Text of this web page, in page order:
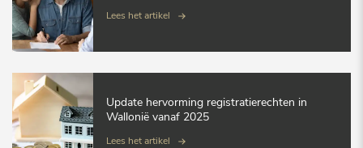
Lees het artikel
Update hervorming registratierechten in
Wallonië vanaf 2025
Lees het artikel